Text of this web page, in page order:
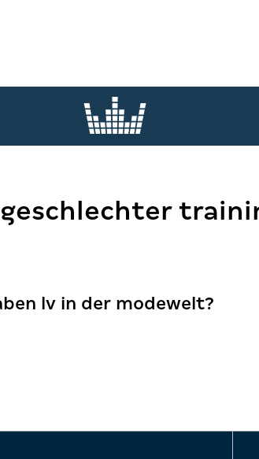
lv in der modewelt?